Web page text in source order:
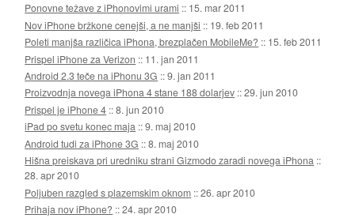
Ponovne težave z iPhonovimi urami :: 15. mar 2011
Nov iPhone bržkone cenejši, a ne manjši :: 19. feb 2011
Poleti manjša različica iPhona, brezplačen MobileMe? :: 15. feb 2011
Prispel iPhone za Verizon :: 11. jan 2011
Android 2.3 teče na iPhonu 3G ::9. jan 2011
Proizvodnja novega iPhona 4 stane 188 dolarjev ::29. jun 2010
Prispel je iPhone 4 ::8. jun 2010
iPad po svetu konec maja ::9. maj 2010
Android tudi za iPhone 3G ::8. maj 2010
Hišna preiskava pri uredniku strani Gizmodo zaradi novega iPhona ::
28. apr 2010
Poljuben razgled s plazemskim oknom ::26. apr 2010
Prihaja nov iPhone? ::24. apr 2010